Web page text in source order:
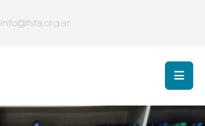
info@fsfa.org.ar